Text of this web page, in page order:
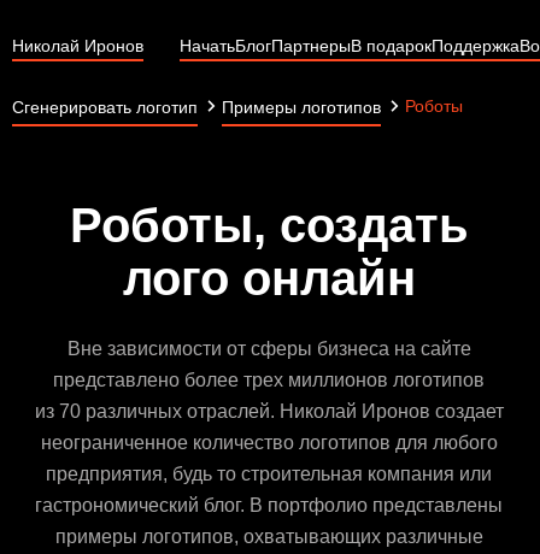
Николай Иронов НачатьБлогПартнерыВ подарокПоддержка
Сгенерировать логотип Примеры логотипов Роботы
Роботы, создать
лого онлайн
Вне зависимости от сферы бизнеса на сайте
представлено более трех миллионов логотипов
из 70 различных отраслей. Николай Иронов создает
неограниченное количество логотипов для любого
предприятия, будь то строительная компания или
гастрономический блог. В портфолио представлены
примеры логотипов, охватывающих различные